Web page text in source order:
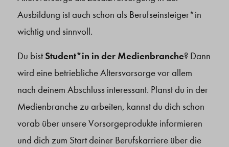
Ausbildung ist auch schon als Berufseinsteiger*in
wichtig und sinnvoll.
Du bistStudent*in in der Medienbranche? Dann
wird eine betriebliche Altersvorsorge vor allem
nach deinem Abschluss interessant. Planst du in der
Medienbranche zu arbeiten, kannst du dich schon
vorab über unsere Vorsorgeprodukte informieren
und dich zum Start deiner Berufskarriere über die